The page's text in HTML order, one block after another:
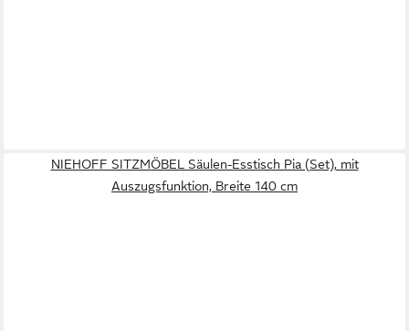
NIEHOFF SITZMÖBEL Säulen-Esstisch Pia (Set), mit
Auszugsfunktion, Breite 140 cm